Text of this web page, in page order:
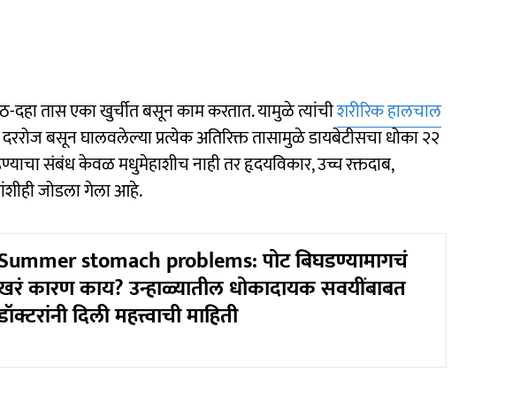
तास एका खुर्चीत बसून काम करतात. यामुळे त्यांचीशरीरिक हालचाल
बसून घालवलेल्या प्रत्येक अतिरिक्त तासामुळे डायबेटीसचा धोका २२
संबंध केवळ मधुमेहाशीच नाही तर हृदयविकार, उच्च रक्तदाब,
जोडला गेला आहे.
stomach problems: पोट बिघडण्यामागचं
कारण काय? उन्हाळ्यातील धोकादायक सवयींबाबत
दिली महत्त्वाची माहिती